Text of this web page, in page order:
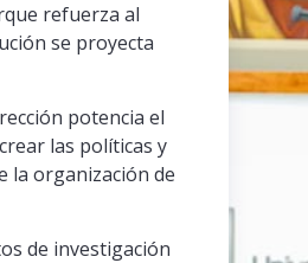
refuerza al
se proyecta
potencia el
las políticas y
la organización de
de investigación